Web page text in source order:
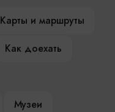
Карты и маршруты
Как доехать
Музеи